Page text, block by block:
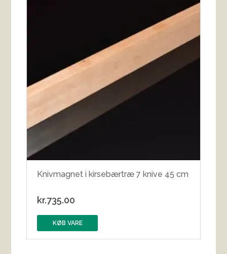
Knivmagnet i kirsebærtræ 7 knive 45 cm
kr.735.00
KØB VARE